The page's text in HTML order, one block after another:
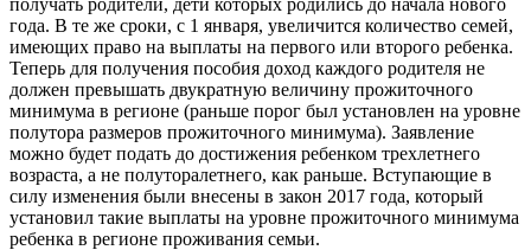
года. В те же сроки, с 1 января, увеличится количество семей,
имеющих право на выплаты на первого или второго ребенка.
Теперь для получения пособия доход каждого родителя не
должен превышать двукратную величину прожиточного
минимума в регионе (раньше порог был установлен на уровне
полутора размеров прожиточного минимума). Заявление
можно будет подать до достижения ребенком трехлетнего
возраста, а не полуторалетнего, как раньше. Вступающие в
силу изменения были внесены в закон 2017 года, который
установил такие выплаты на уровне прожиточного минимума
ребенка в регионе проживания семьи.